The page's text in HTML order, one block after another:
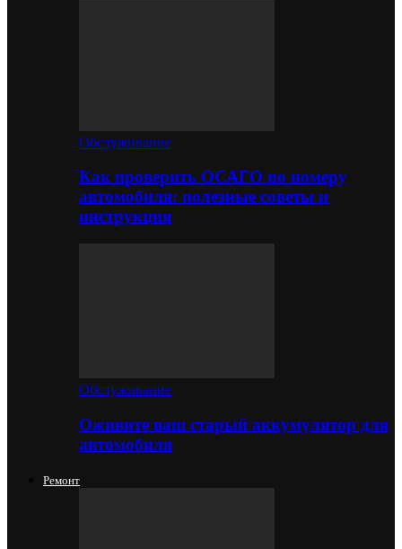
Обслуживание
Как проверить ОСАГО по номеру
автомобиля: полезные советы и
инструкция
Обслуживание
Оживите ваш старый аккумулятор для
автомобиля
Ремонт